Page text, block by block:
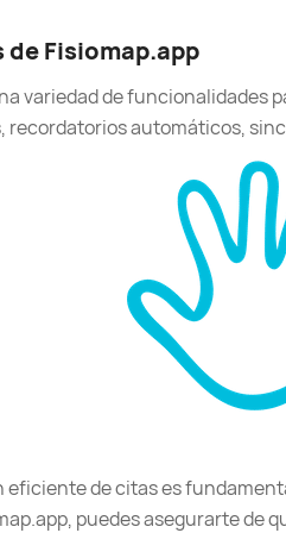
Fisiomap.app
variedad de funcionalidades
recordatorios automáticos,
eficiente de citas es
puedes asegurarte de